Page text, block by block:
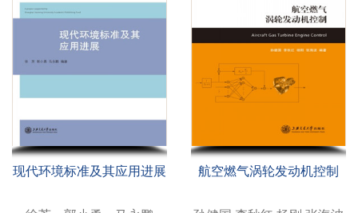
现代环境标准及其应用进展 航空燃气涡轮发动机控制